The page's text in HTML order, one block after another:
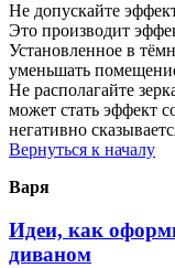
Не допускайте
Это производит
Установленное в
уменьшать
Не располагайте
может стать эффект
негативно
Вернуться к началу
Варя
Идеи, как
диваном